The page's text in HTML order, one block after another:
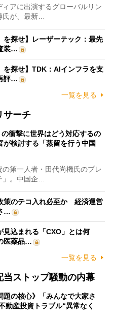
アに出演するグローバルリン
が、最新…
を探せ】レーザーテック：最先
装…
を探せ】TDK：AIインフラを支
評…
一覧を見る
サーチ
衝撃に世界はどう対応するの
検討する「蒸留を行う中国
第一人者・田代尚機氏のプレ
」。中国企…
策のテコ入れ必至か 経済運営
…
見込まれる「CXO」とは何
医薬品…
一覧を見る
当ストップ騒動の内幕
題の核心》「みんなで大家さ
動産投資トラブル“異常なく